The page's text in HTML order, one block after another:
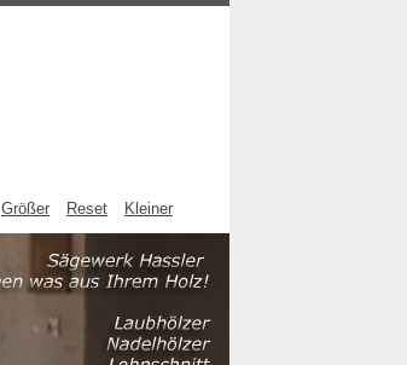
Größer Reset Kleiner